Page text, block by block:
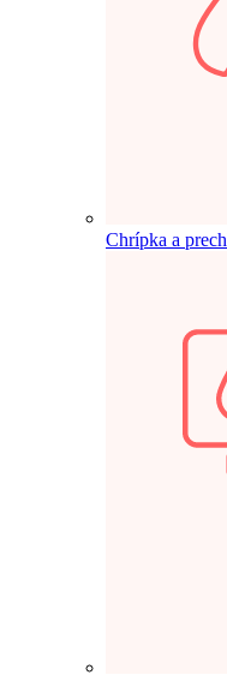
Chrípka a